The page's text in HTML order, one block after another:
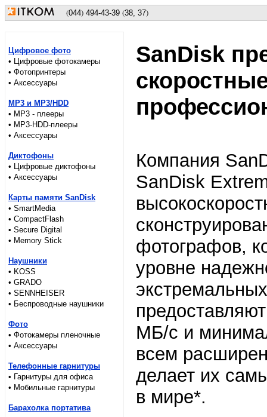
(044) 494-43-39 (38, 37)
Цифровое фото
• Цифровые фотокамеры
• Фотопринтеры
• Аксессуары
MP3 и MP3/HDD
• MP3 - плееры
• MP3-HDD-плееры
• Аксессуары
Диктофоны
• Цифровые диктофоны
• Аксессуары
Карты памяти SanDisk
• SmartMedia
• CompactFlash
• Secure Digital
• Memory Stick
Наушники
• KOSS
• GRADO
• SENNHEISER
• Беспроводные наушники
Фото
• Фотокамеры пленочные
• Аксессуары
Телефонные гарнитуры
• Гарнитуры для офиса
• Мобильные гарнитуры
Барахолка портатива
SanDisk
Компания
SanDisk
фотографов,
уровне
МБ/с и
всем
делает их
в мире*.